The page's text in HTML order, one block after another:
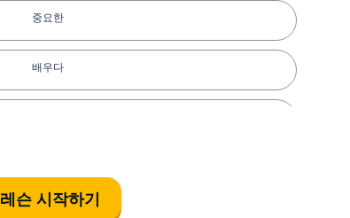
중요한
배우다
레슨 시작하기